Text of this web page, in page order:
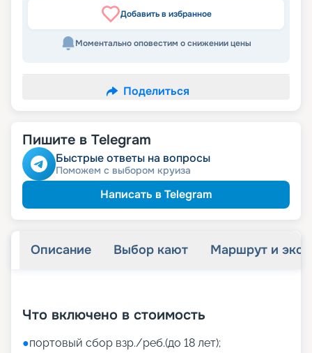
Добавить в избранное
Моментально оповестим о снижении цены
Поделиться
Пишите в Telegram
Быстрые ответы на вопросы
Поможем с выбором круиза
Написать в Telegram
Описание Выбор кают Маршрут и
Что включено в стоимость
●портовый сбор взр./реб.(до 18 лет);